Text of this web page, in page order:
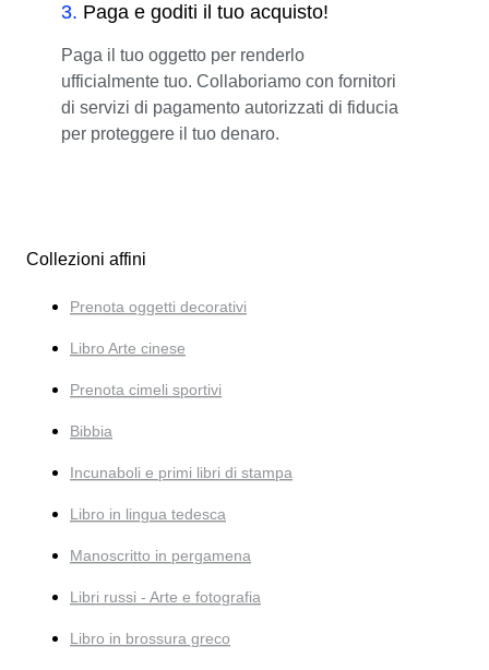
3. Paga e goditi il tuo acquisto!
Paga il tuo oggetto per renderlo
ufficialmente tuo. Collaboriamo con fornitori
di servizi di pagamento autorizzati di fiducia
per proteggere il tuo denaro.
Collezioni affini
Prenota oggetti decorativi
Libro Arte cinese
Prenota cimeli sportivi
Bibbia
Incunaboli e primi libri di stampa
Libro in lingua tedesca
Manoscritto in pergamena
Libri russi - Arte e fotografia
Libro in brossura greco